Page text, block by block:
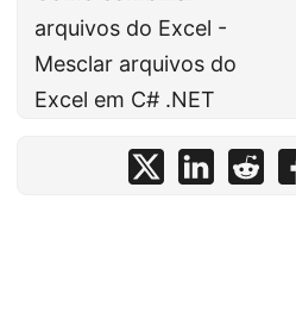
arquivos do Excel -
Mesclar arquivos do
Excel em C# .NET